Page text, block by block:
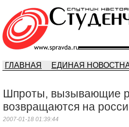
ГЛАВНАЯ ЕДИНАЯ
Шпроты, вызывающие
возвращаются на
2007-01-18 01:39:44